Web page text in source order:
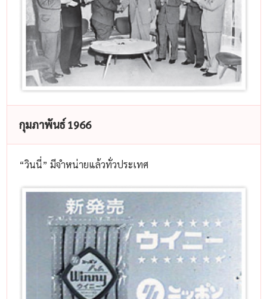
กุมภาพันธ์ 1966
“วินนี่” มีจำหน่ายแล้วทั่วประเทศ